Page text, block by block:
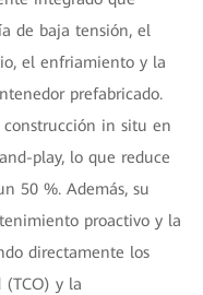
de baja tensión, el
el enfriamiento y la
prefabricado.
in situ en
play, lo que reduce
50 %. Además, su
proactivo y la
directamente los
(TCO) y la